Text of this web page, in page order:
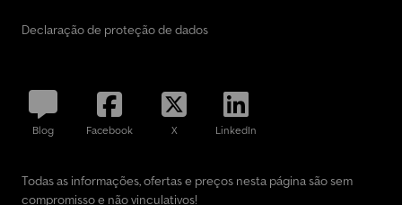
Declaração de proteção de dados
Blog Facebook X LinkedIn
Todas as informações, ofertas e preços nesta página são sem
compromisso e não vinculativos!